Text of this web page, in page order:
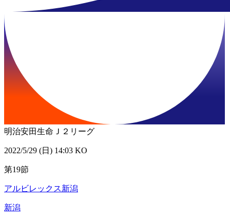
明治安田生命Ｊ２リーグ
2022/5/29 (日) 14:03 KO
第19節
アルビレックス新潟
新潟